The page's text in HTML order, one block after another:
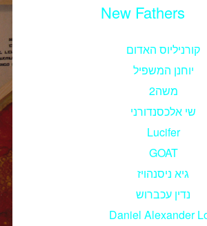
New Fathers
קורניליוס האדום
יוחנן המשפיל
משה2
שי אלכסנדורני
Lucifer
GOAT
גיא ניסנהויז
נדין עכברוש
Daniel Alexander